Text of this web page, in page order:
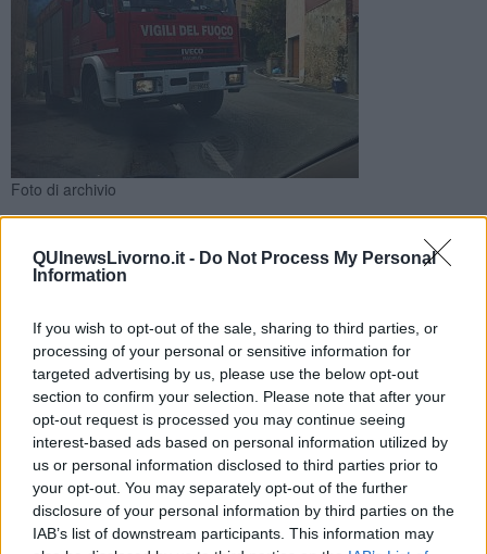
QUInewsLivorno.it - Do Not Process My Personal
Information
If you wish to opt-out of the sale, sharing to third parties, or
processing of your personal or sensitive information for
targeted advertising by us, please use the below opt-out
section to confirm your selection. Please note that after your
opt-out request is processed you may continue seeing
interest-based ads based on personal information utilized by
us or personal information disclosed to third parties prior to
your opt-out. You may separately opt-out of the further
disclosure of your personal information by third parties on the
IAB’s list of downstream participants. This information may
Foto di archivio
Sul posto vigili del fuoco e personale sanitario ma purtroppo
LIVORNO —Questa mattina verso le 10 in un'abitazione di via
Modigliani è scoppiato un incendio ed è morta una donna di 79
anni.
L'allarme è partito dai vicini di casa della donna che hanno visto
uscire del fumo dalla casa.